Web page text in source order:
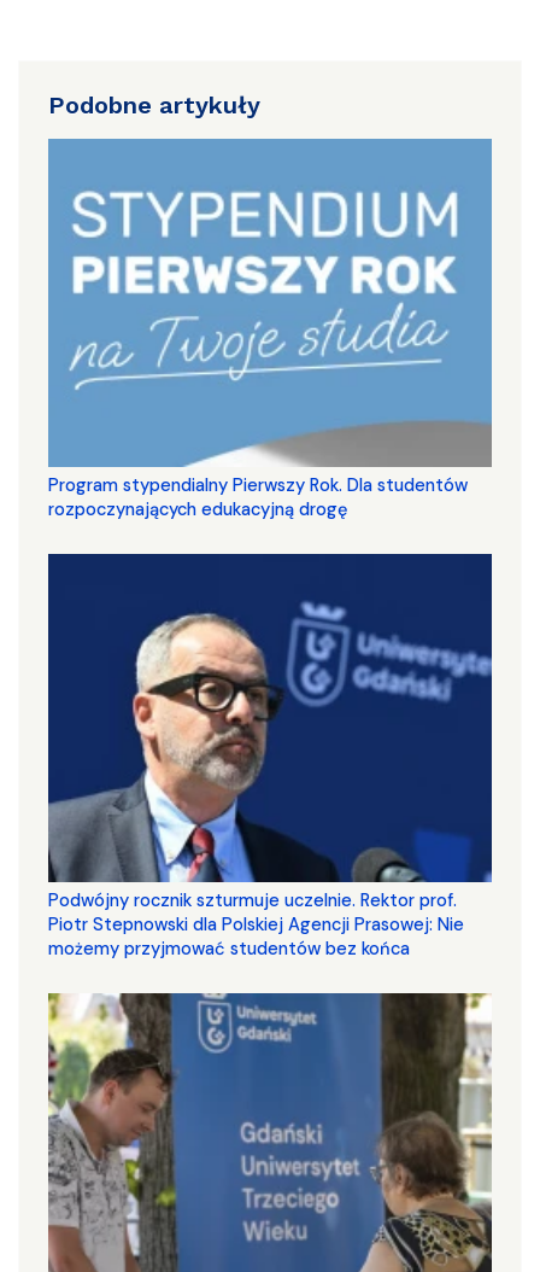
Podobne artykuły
Program stypendialny Pierwszy Rok. Dla studentów
rozpoczynających edukacyjną drogę
Podwójny rocznik szturmuje uczelnie. Rektor prof.
Piotr Stepnowski dla Polskiej Agencji Prasowej: Nie
możemy przyjmować studentów bez końca